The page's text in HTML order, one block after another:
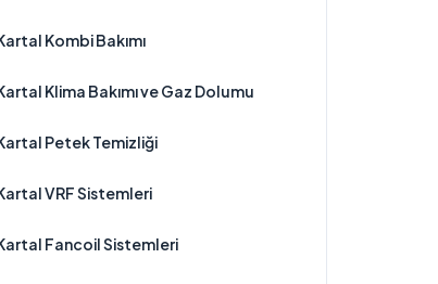
Kombi Bakımı
Klima Bakımı ve Gaz Dolumu
Petek Temizliği
VRF Sistemleri
Fancoil Sistemleri